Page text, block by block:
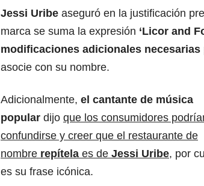
Jessi Uribe aseguró en la justificación
marca se suma la expresión ‘Licor and
modificaciones adicionales necesarias
asocie con su nombre.
Adicionalmente, el cantante de música
popular dijo que los consumidores
confundirse y creer que el restaurante de
nombre repítela es de Jessi Uribe, por
es su frase icónica.